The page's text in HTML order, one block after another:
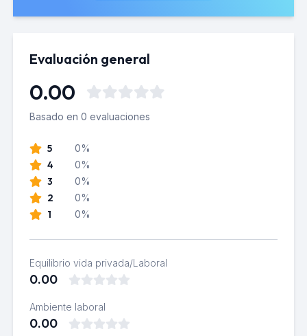
Evaluación general
0.00
Basado en 0 evaluaciones
5 0%
4 0%
3 0%
2 0%
1 0%
Equilibrio vida privada/Laboral
0.00
Ambiente laboral
0.00